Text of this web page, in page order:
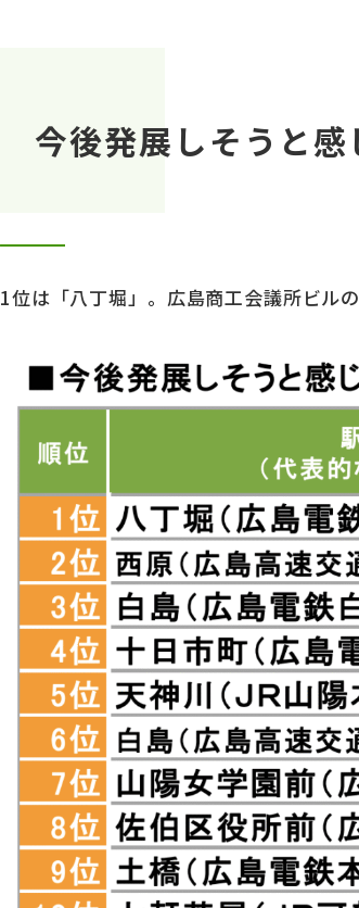
今後発展しそうと
1位は「八丁堀」。広島商工会議所ビル